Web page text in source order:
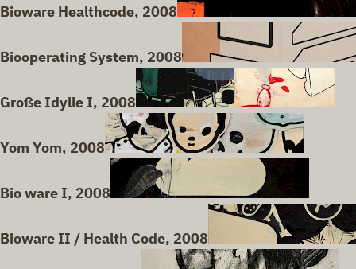
Bioware Healthcode, 2008
Biooperating System, 2008
Große Idylle I, 2008
Yom Yom, 2008
Bio ware I, 2008
Bioware II / Health Code, 2008